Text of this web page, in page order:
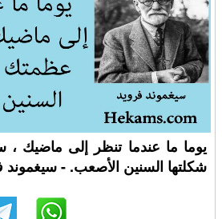
يوما ما عندما تنظر إلى ماضيك
شكلتها السنين الأصعب. - سيغموند